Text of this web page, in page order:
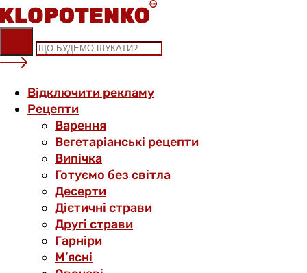
Skip
to
content
Відключити рекламу
Рецепти
Варення
Вегетаріанські рецепти
Випічка
Готуємо без світла
Десерти
Дієтичні страви
Другі страви
Гарніри
М’ясні